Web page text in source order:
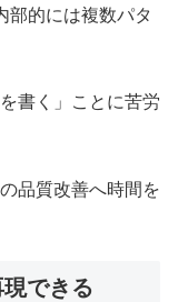
部的には複数パタ
書く」ことに苦労
品質改善へ時間を
できる